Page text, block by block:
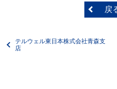
戻
テルウェル東日本株式会社青森支
店